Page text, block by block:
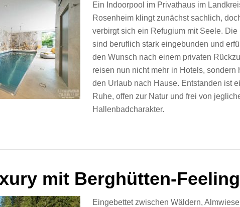
Ein Indoorpool im Privathaus im
Rosenheim klingt zunächst sachlich,
verbirgt sich ein Refugium mit Seele. Die
sind beruflich stark eingebunden und
den Wunsch nach einem privaten
reisen nun nicht mehr in Hotels, sondern
den Urlaub nach Hause. Entstanden ist
Ruhe, offen zur Natur und frei von
Hallenbadcharakter.
mit Berghütten-Feeling
Eingebettet zwischen Wäldern,